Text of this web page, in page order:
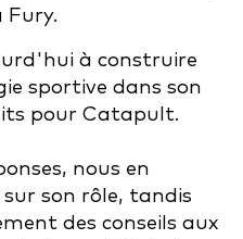
Fury.
à construire
sportive dans son
pour Catapult.
nous en
son rôle, tandis
des conseils aux